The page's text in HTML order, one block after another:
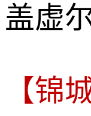
盖虚尔
【锦